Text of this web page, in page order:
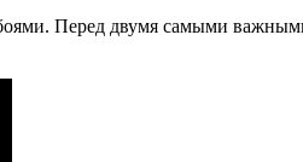
Перед двумя самыми